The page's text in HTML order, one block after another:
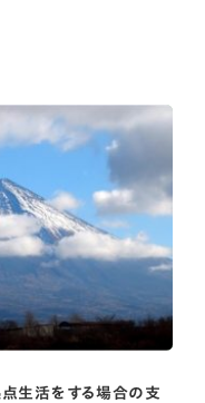
生活をする場合の支